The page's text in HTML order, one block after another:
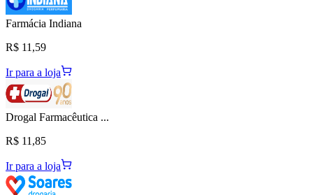
Farmácia Indiana
R$ 11,59
Ir para a loja
Drogal Farmacêutica ...
R$ 11,85
Ir para a loja